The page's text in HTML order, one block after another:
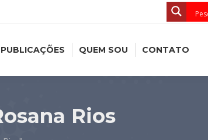
PUBLICAÇÕES QUEM SOU CONTATO
Rios